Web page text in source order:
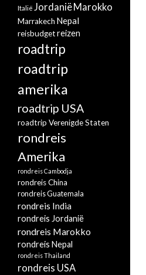
Italië JordaniëMarokko
Marrakech Nepal
reisbudgetreizen
roadtrip
roadtrip
amerika
roadtrip USA
roadtrip Verenigde Staten
rondreis
Amerika
rondreis Cambodja
rondreis China
rondreis Guatemala
rondreis India
rondreis Jordanië
rondreis Marokko
rondreis Nepal
rondreis Thailand
rondreis USA